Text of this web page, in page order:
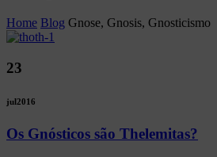
Home Blog Gnose, Gnosis, Gnosticismo
23
jul2016
Os Gnósticos são Thelemitas?